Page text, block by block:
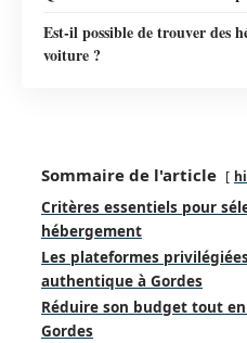
Est-il possible de trouver des
voiture ?
Sommaire de l'article
Critères essentiels pour
hébergement
Les plateformes
authentique à Gordes
Réduire son budget tout
Gordes